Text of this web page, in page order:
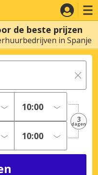
de beste prijzen
in Spanje
3
dagen